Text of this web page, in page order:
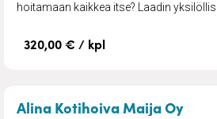
hoitamaan kaikkea itse? Laadin
320,00 € / kpl
Alina Kotihoiva Maija Oy–